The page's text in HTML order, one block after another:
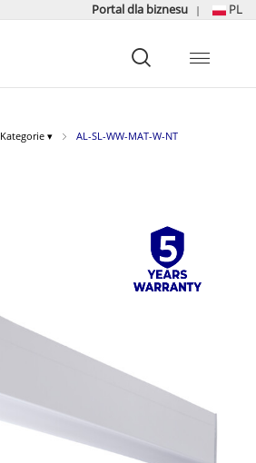
Portal dla biznesu | PL
Kategorie ▾ AL-SL-WW-MAT-W-NT